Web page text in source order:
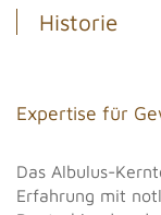
Historie
Expertise für
Das Albulus-
Erfahrung mit